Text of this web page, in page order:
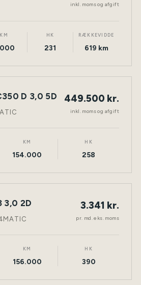
inkl. moms og afgift
KM HK
231
RÆKKEVIDDE
619 km
NY BIL DIESEL TØNDER
D 3,0 5D 449.500 kr.
inkl. moms og afgift
KM
154.000
HK
258
NY BIL TØNDER
3,0 2D 3.341 kr.
pr. md. eks. moms
KM
156.000
HK
390